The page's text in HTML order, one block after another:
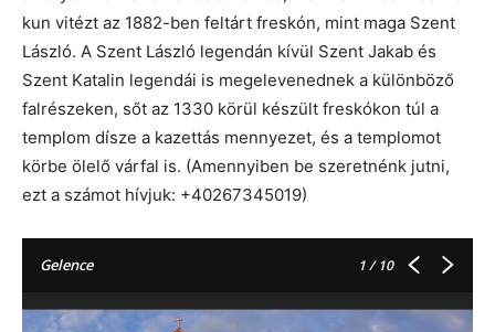
kun vitézt az 1882-ben feltárt freskón, mint maga Szent
László. A Szent László legendán kívül Szent Jakab és
Szent Katalin legendái is megelevenednek a különböző
falrészeken, sőt az 1330 körül készült freskókon túl a
templom dísze a kazettás mennyezet, és a templomot
körbe ölelő várfal is. (Amennyiben be szeretnénk jutni,
ezt a számot hívjuk: +40267345019)
Gelence 1/ 10